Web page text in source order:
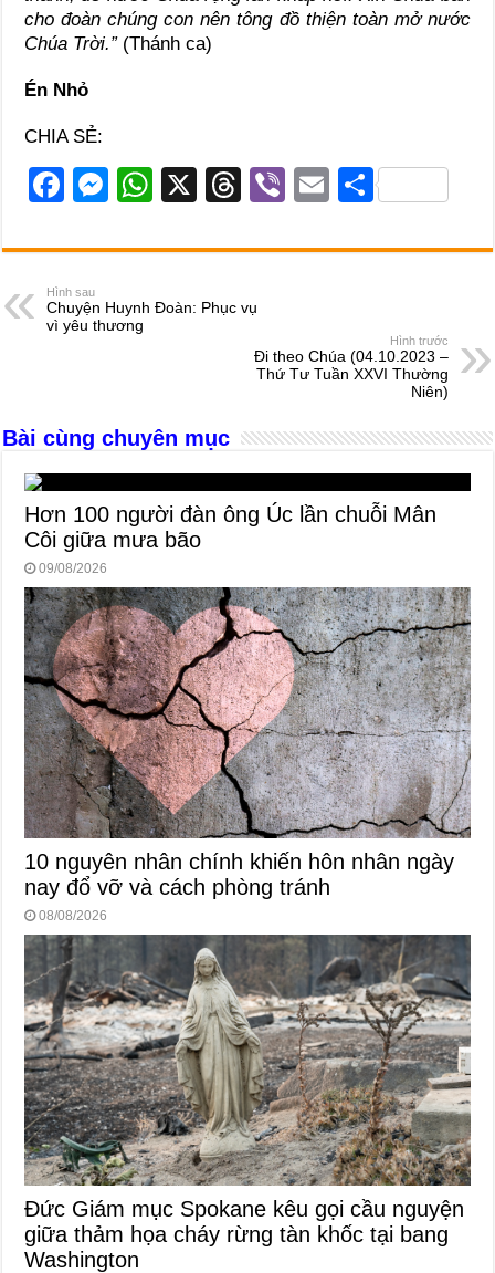
cho đoàn chúng con nên tông đồ thiện toàn mở nước
Chúa Trời.”(Thánh ca)
Én Nhỏ
CHIA SẺ:
F
c
e
b
k
M
ss
n
W
at
A
X
T
e
d
s
Vi
er
E
ail
S
ar
Hình sau
Chuyện Huynh Đoàn: Phục vụ
vì yêu thương
Hình trước
Đi theo Chúa (04.10.2023 –
Thứ Tư Tuần XXVI Thường
Niên)
Bài cùng chuyên mục
Hơn 100 người đàn ông Úc lần chuỗi Mân
Côi giữa mưa bão
09/08/2026
10 nguyên nhân chính khiến hôn nhân ngày
nay đổ vỡ và cách phòng tránh
08/08/2026
Đức Giám mục Spokane kêu gọi cầu nguyện
giữa thảm họa cháy rừng tàn khốc tại bang
Washington